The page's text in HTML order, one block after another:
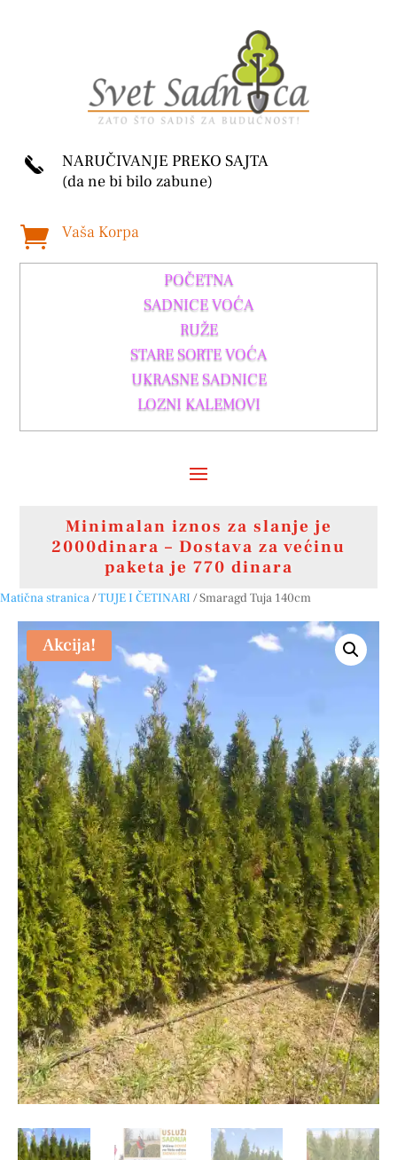
NARUČIVANJE PREKO SAJTA
(da ne bi bilo zabune)
 Vaša Korpa
POČETNA
SADNICE VOĆA
RUŽE
STARE SORTE VOĆA
UKRASNE SADNICE
LOZNI KALEMOVI
Minimalan iznos za slanje je
2000dinara – Dostava za većinu
paketa je 770 dinara
Matična stranica/TUJE I ČETINARI / Smaragd Tuja 140cm
Akcija!